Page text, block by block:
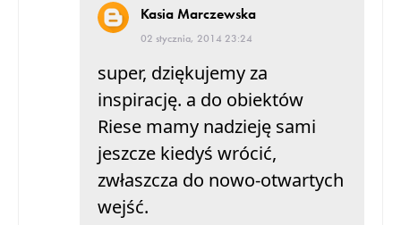
Kasia Marczewska
02 stycznia, 2014 23:24
super, dziękujemy za
inspirację. a do obiektów
Riese mamy nadzieję sami
jeszcze kiedyś wrócić,
zwłaszcza do nowo-otwartych
wejść.